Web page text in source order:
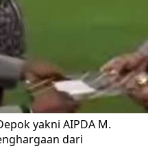
yakni AIPDA M.
dari